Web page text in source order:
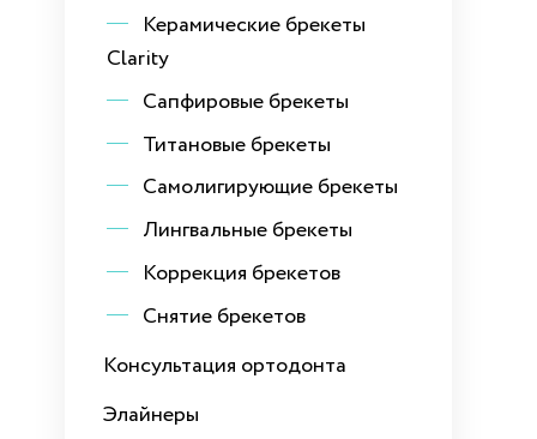
Керамические брекеты
Clarity
Сапфировые брекеты
Титановые брекеты
Самолигирующие брекеты
Лингвальные брекеты
Коррекция брекетов
Снятие брекетов
Консультация ортодонта
Элайнеры